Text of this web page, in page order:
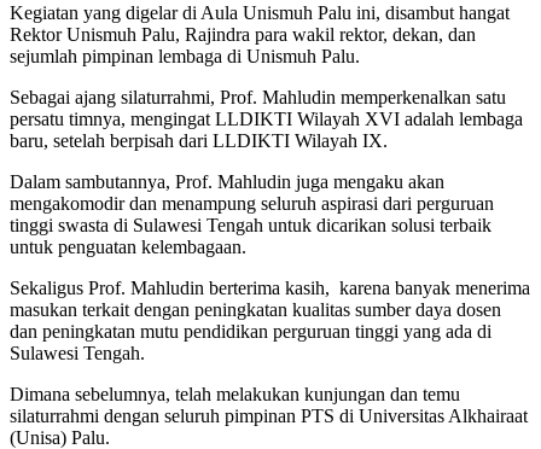
Kegiatan yang digelar di Aula Unismuh Palu ini, disambut hangat
Rektor Unismuh Palu, Rajindra para wakil rektor, dekan, dan
sejumlah pimpinan lembaga di Unismuh Palu.
Sebagai ajang silaturrahmi, Prof. Mahludin memperkenalkan satu
persatu timnya, mengingat LLDIKTI Wilayah XVI adalah lembaga
baru, setelah berpisah dari LLDIKTI Wilayah IX.
Dalam sambutannya, Prof. Mahludin juga mengaku akan
mengakomodir dan menampung seluruh aspirasi dari perguruan
tinggi swasta di Sulawesi Tengah untuk dicarikan solusi terbaik
untuk penguatan kelembagaan.
Sekaligus Prof. Mahludin berterima kasih, karena banyak menerima
masukan terkait dengan peningkatan kualitas sumber daya dosen
dan peningkatan mutu pendidikan perguruan tinggi yang ada di
Sulawesi Tengah.
Dimana sebelumnya, telah melakukan kunjungan dan temu
silaturrahmi dengan seluruh pimpinan PTS di Universitas Alkhairaat
(Unisa) Palu.